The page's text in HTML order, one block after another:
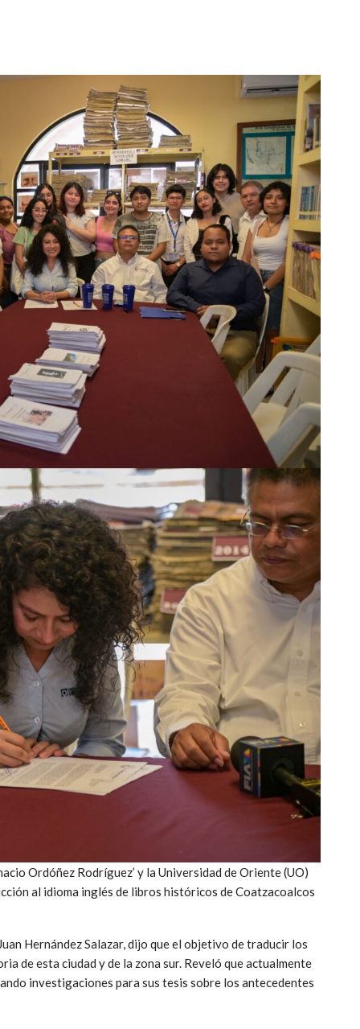
Ordóñez Rodríguez’ y la Universidad de Oriente (UO)
al idioma inglés de libros históricos de Coatzacoalcos
Hernández Salazar, dijo que el objetivo de traducir los
de esta ciudad y de la zona sur. Reveló que actualmente
investigaciones para sus tesis sobre los antecedentes